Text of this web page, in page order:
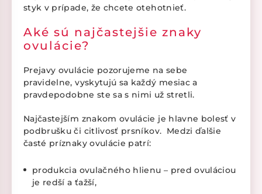
styk v prípade, že chcete otehotnieť.
Aké sú najčastejšie znaky
ovulácie?
Prejavy ovulácie pozorujeme na sebe
pravidelne, vyskytujú sa každý mesiac a
pravdepodobne ste sa s nimi už stretli.
Najčastejším znakom ovulácie je hlavne bolesť v
podbrušku či citlivosť prsníkov. Medzi ďalšie
časté príznaky ovulácie patrí:
produkcia ovulačného hlienu – pred ovuláciou
je redší a ťažší,